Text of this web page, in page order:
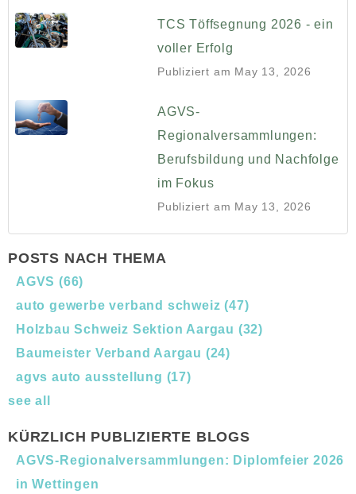
TCS Töffsegnung 2026 - ein
voller Erfolg
Publiziert am May 13, 2026
AGVS-
Regionalversammlungen:
Berufsbildung und Nachfolge
im Fokus
Publiziert am May 13, 2026
POSTS NACH THEMA
AGVS (66)
auto gewerbe verband schweiz(47)
Holzbau Schweiz Sektion Aargau (32)
Baumeister Verband Aargau (24)
agvs auto ausstellung (17)
see all
KÜRZLICH PUBLIZIERTE BLOGS
AGVS-Regionalversammlungen: Diplomfeier 2026
in Wettingen